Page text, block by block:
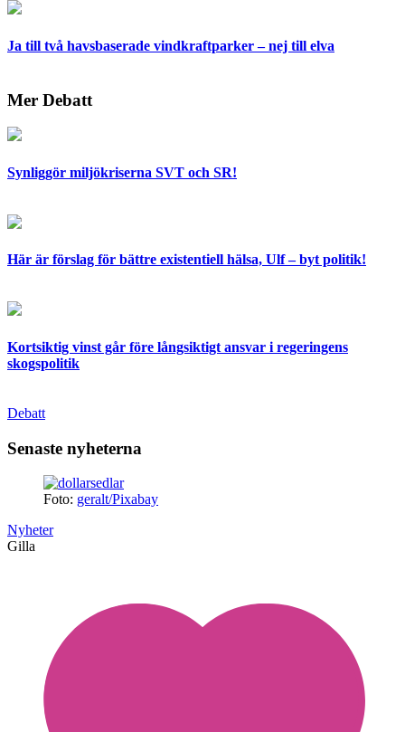
Ja till två havsbaserade vindkraftparker – nej till elva
Mer Debatt
Synliggör miljökriserna SVT och SR!
Här är förslag för bättre existentiell hälsa, Ulf – byt politik!
Kortsiktig vinst går före långsiktigt ansvar i regeringens
skogspolitik
Debatt
Senaste nyheterna
Foto: geralt/Pixabay
Nyheter
Gilla